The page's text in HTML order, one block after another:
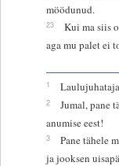
möödunud.
23
Kui ma siis
aga mu palet ei
1
2
Jumal, pane
anumise eest!
3
Pane tähele
ja jooksen